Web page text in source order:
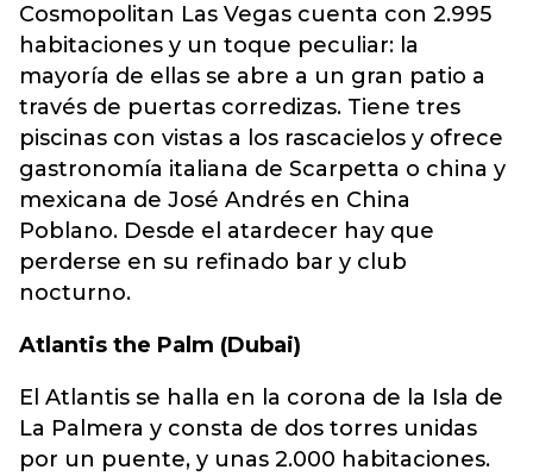
Cosmopolitan Las Vegas cuenta con 2.995
habitaciones y un toque peculiar: la
mayoría de ellas se abre a un gran patio a
través de puertas corredizas. Tiene tres
piscinas con vistas a los rascacielos y ofrece
gastronomía italiana de Scarpetta o china y
mexicana de José Andrés en China
Poblano. Desde el atardecer hay que
perderse en su refinado bar y club
nocturno.
Atlantis the Palm (Dubai)
El Atlantis se halla en la corona de la Isla de
La Palmera y consta de dos torres unidas
por un puente, y unas 2.000 habitaciones.